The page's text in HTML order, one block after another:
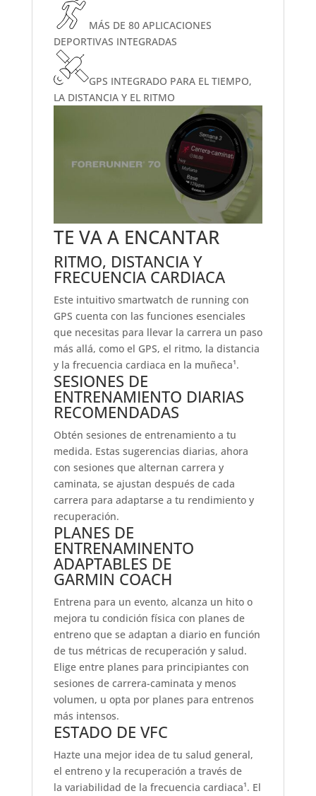
MÁS DE 80 APLICACIONES
DEPORTIVAS INTEGRADAS
GPS INTEGRADO PARA EL TIEMPO,
LA DISTANCIA Y EL RITMO
TE VA A ENCANTAR
RITMO, DISTANCIA Y
FRECUENCIA CARDIACA
Este intuitivo smartwatch de running con
GPS cuenta con las funciones esenciales
que necesitas para llevar la carrera un paso
más allá, como el GPS, el ritmo, la distancia
y la frecuencia cardiaca en la muñeca¹.
SESIONES DE
ENTRENAMIENTO DIARIAS
RECOMENDADAS
Obtén sesiones de entrenamiento a tu
medida. Estas sugerencias diarias, ahora
con sesiones que alternan carrera y
caminata, se ajustan después de cada
carrera para adaptarse a tu rendimiento y
recuperación.
PLANES DE
ENTRENAMINENTO
ADAPTABLES DE
GARMIN COACH
Entrena para un evento, alcanza un hito o
mejora tu condición física con planes de
entreno que se adaptan a diario en función
de tus métricas de recuperación y salud.
Elige entre planes para principiantes con
sesiones de carrera-caminata y menos
volumen, u opta por planes para entrenos
más intensos.
ESTADO DE VFC
Hazte una mejor idea de tu salud general,
el entreno y la recuperación a través de
la variabilidad de la frecuencia cardiaca¹. El